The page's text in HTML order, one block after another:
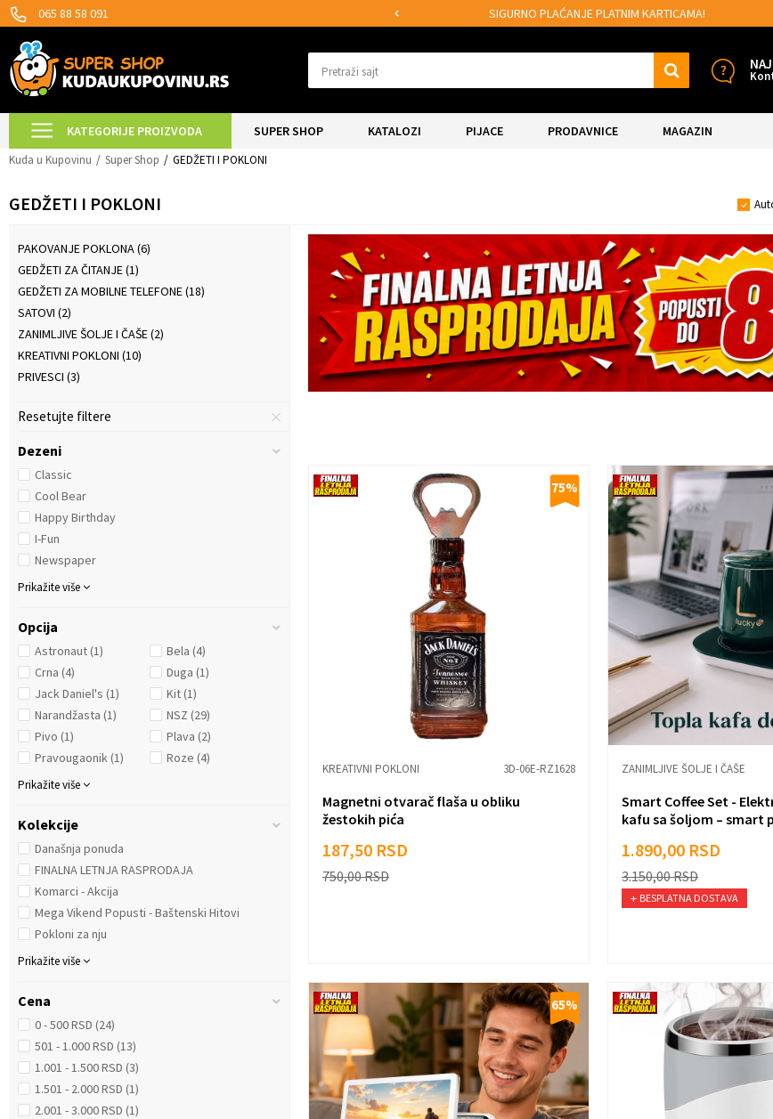
065 88 58 091 MOGUĆNOST BESPLATNE ISPORUKE!
Pretraži sajt
KATEGORIJE PROIZVODA SUPER SHOP KATALOZI PIJACE PRODAVNICE MAGAZIN
Kuda u Kupovinu Super Shop GEDŽETI I POKLONI
GEDŽETI I POKLONI
PAKOVANJE POKLONA(6)
GEDŽETI ZA ČITANJE(1)
GEDŽETI ZA MOBILNE TELEFONE(18)
SATOVI (2)
ZANIMLJIVE ŠOLJE I ČAŠE(2)
KREATIVNI POKLONI (10)
PRIVESCI (3)
Resetujte filtere
Dezeni
Classic
Cool Bear
Happy Birthday
I-Fun
Newspaper
Prikažite više
Opcija
Astronaut (1) Bela (4)
Crna (4) Duga (1)
Jack Daniel's (1) Kit (1)
Narandžasta (1) NSZ (29)
Pivo (1) Plava (2)
Pravougaonik (1) Roze (4)
Prikažite više
Kolekcije
Današnja ponuda
FINALNA LETNJA RASPRODAJA
Komarci - Akcija
Mega Vikend Popusti - Baštenski Hitovi
Pokloni za nju
Prikažite više
Cena
0 - 500 RSD (24)
501 - 1.000 RSD (13)
1.001 - 1.500 RSD (3)
1.501 - 2.000 RSD (1)
2.001 - 3.000 RSD (1)
75%
KREATIVNI POKLONI 3D-06E-RZ1628
Magnetni otvarač flaša u obliku
žestokih pića
187,50 RSD
750,00RSD
ZANIMLJIVE ŠOLJE I ČAŠE
Smart Coffee Set -
kafu sa šoljom – smart
1.890,00 RSD
3.150,00RSD
BESPLATNA DOSTAVA
65%